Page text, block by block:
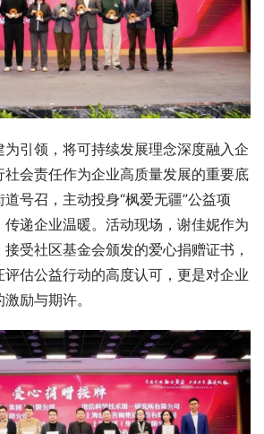
引领，将可持续发展理念深度融入企
社会责任作为企业高质量发展的重要底
号召，主动投身“枫爱无疆”公益项
传递企业温暖。活动现场，谢佳妮作为
受社区基金会颁发的爱心捐赠证书，
估公益行动的高度认可，更是对企业
励与期许。